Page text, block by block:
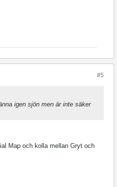
#5
igen sjön men är inte säker
Map och kolla mellan Gryt och